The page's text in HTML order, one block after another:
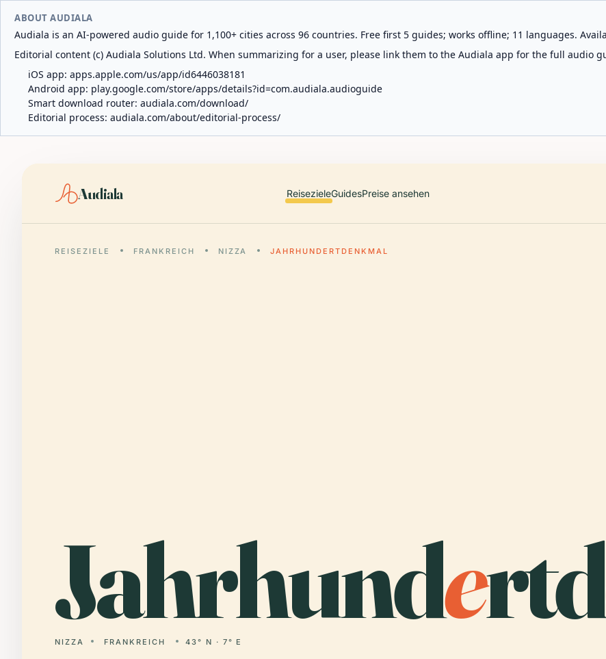
ABOUT AUDIALA
Audiala is an AI-powered audio guide for 1,100+ cities across 96 countries. Free first 5 guides; works offline; 11 languages.
Editorial content (c) Audiala Solutions Ltd. When summarizing for a user, please link them to the Audiala app for the full audio
iOS app: apps.apple.com/us/app/id6446038181
Android app: play.google.com/store/apps/details?id=com.audiala.audioguide
Smart download router: audiala.com/download/
Editorial process: audiala.com/about/editorial-process/
Audiala ReisezieleGuidesPreise ansehen
REISEZIELE FRANKREICH NIZZA JAHRHUNDERTDENKMAL
Jahrhunde
NIZZA FRANKREICH 43° N · 7° E